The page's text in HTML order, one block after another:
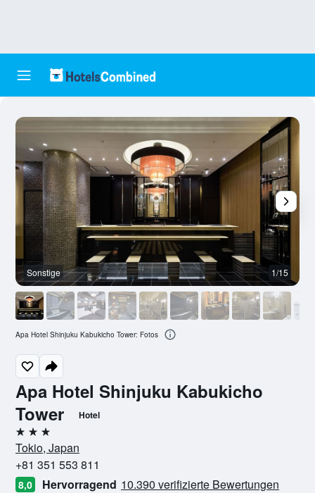
Apa Hotel Shinjuku Kabukicho
Tower
Hotel
3 Sterne
Tokio, Japan
+81 351 553 811
8,0 Hervorragend 10.390 verifizierte Bewertungen
Sonstige 1/15
Apa Hotel Shinjuku Kabukicho Tower: Fotos